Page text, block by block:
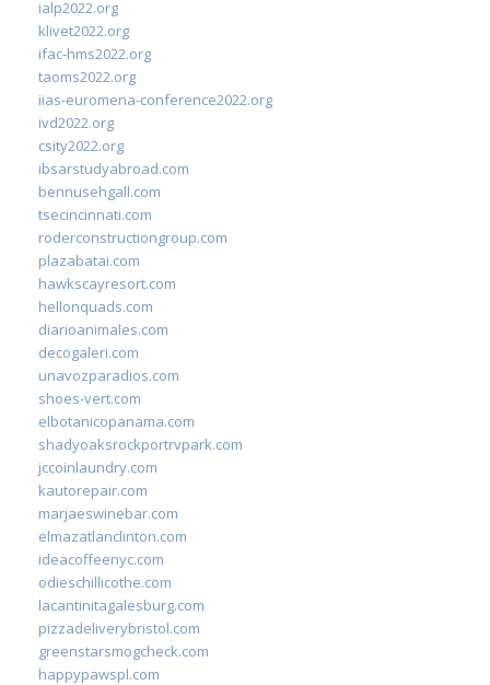
ialp2022.org
klivet2022.org
ifac-hms2022.org
taoms2022.org
iias-euromena-conference2022.org
ivd2022.org
csity2022.org
ibsarstudyabroad.com
bennusehgall.com
tsecincinnati.com
roderconstructiongroup.com
plazabatai.com
hawkscayresort.com
hellonquads.com
diarioanimales.com
decogaleri.com
unavozparadios.com
shoes-vert.com
elbotanicopanama.com
shadyoaksrockportrvpark.com
jccoinlaundry.com
kautorepair.com
marjaeswinebar.com
elmazatlanclinton.com
ideacoffeenyc.com
odieschillicothe.com
lacantinitagalesburg.com
pizzadeliverybristol.com
greenstarsmogcheck.com
happypawspl.com